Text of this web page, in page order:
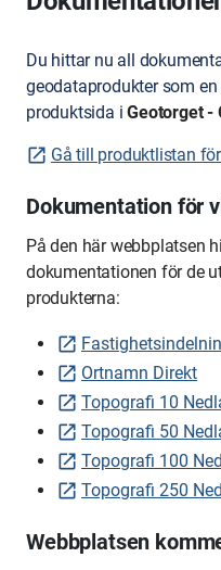
Du hittar nu all
geodataprodukter som
produktsida i Geotorget -
Gå till produktlistan
Dokumentation för
På den här webbplatsen
dokumentationen för de
produkterna:
Ortnamn Direkt
Topografi 10
Topografi 50
Topografi 100
Topografi 250
Webbplatsen